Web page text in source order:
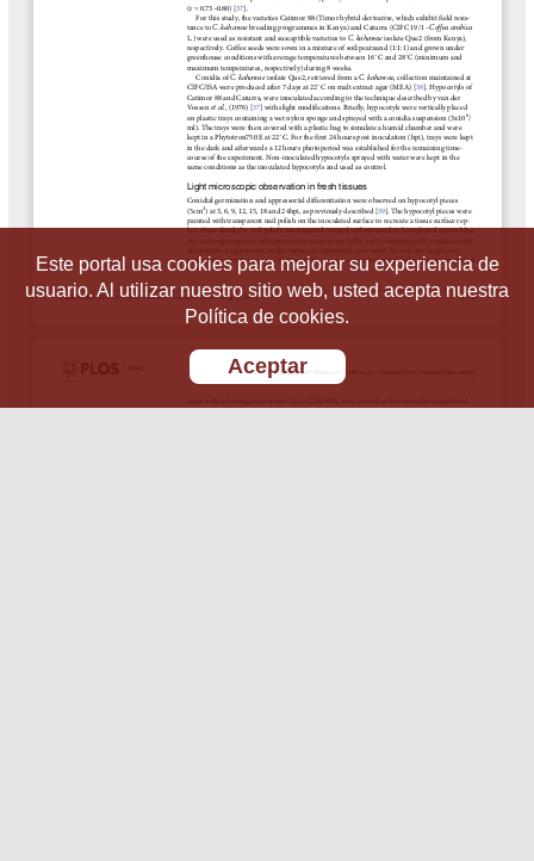
Este portal usa cookies para mejorar su experiencia de
usuario. Al utilizar nuestro sitio web, usted acepta nuestra
Política de cookies.
Aceptar